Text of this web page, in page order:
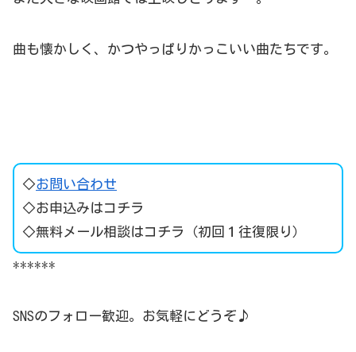
曲も懐かしく、かつやっぱりかっこいい曲たちです。
◇お問い合わせ
◇お申込みはコチラ
◇無料メール相談はコチラ （初回１往復限り）
******
SNSのフォロー歓迎。お気軽にどうぞ♪